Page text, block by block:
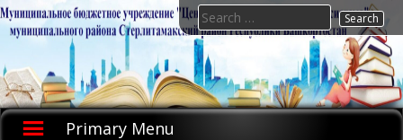
Skip
to
Primary Menu
Search
for: